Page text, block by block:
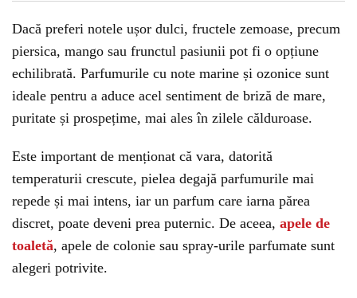
Dacă preferi notele ușor dulci, fructele zemoase, precum
piersica, mango sau frunctul pasiunii pot fi o opțiune
echilibrată. Parfumurile cu note marine și ozonice sunt
ideale pentru a aduce acel sentiment de briză de mare,
puritate și prospețime, mai ales în zilele călduroase.
Este important de menționat că vara, datorită
temperaturii crescute, pielea degajă parfumurile mai
repede și mai intens, iar un parfum care iarna părea
discret, poate deveni prea puternic. De aceea, apele de
toaletă, apele de colonie sau spray-urile parfumate sunt
alegeri potrivite.